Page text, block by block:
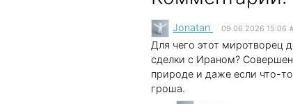
Jonatan 09.06.2026 15:06
Для чего этот миротворец
сделки с Ираном?
природе и даже если что-
гроша.